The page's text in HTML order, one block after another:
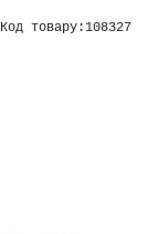
Код товару:108327